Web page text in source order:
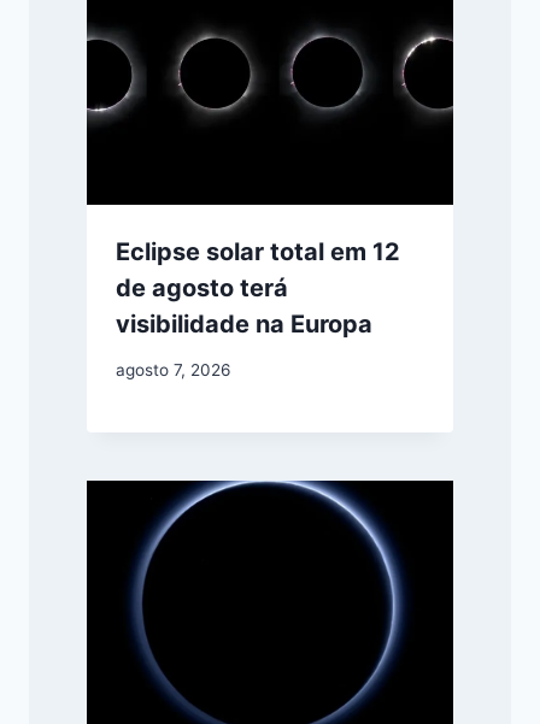
Eclipse solar total em 12
de agosto terá
visibilidade na Europa
agosto 7, 2026